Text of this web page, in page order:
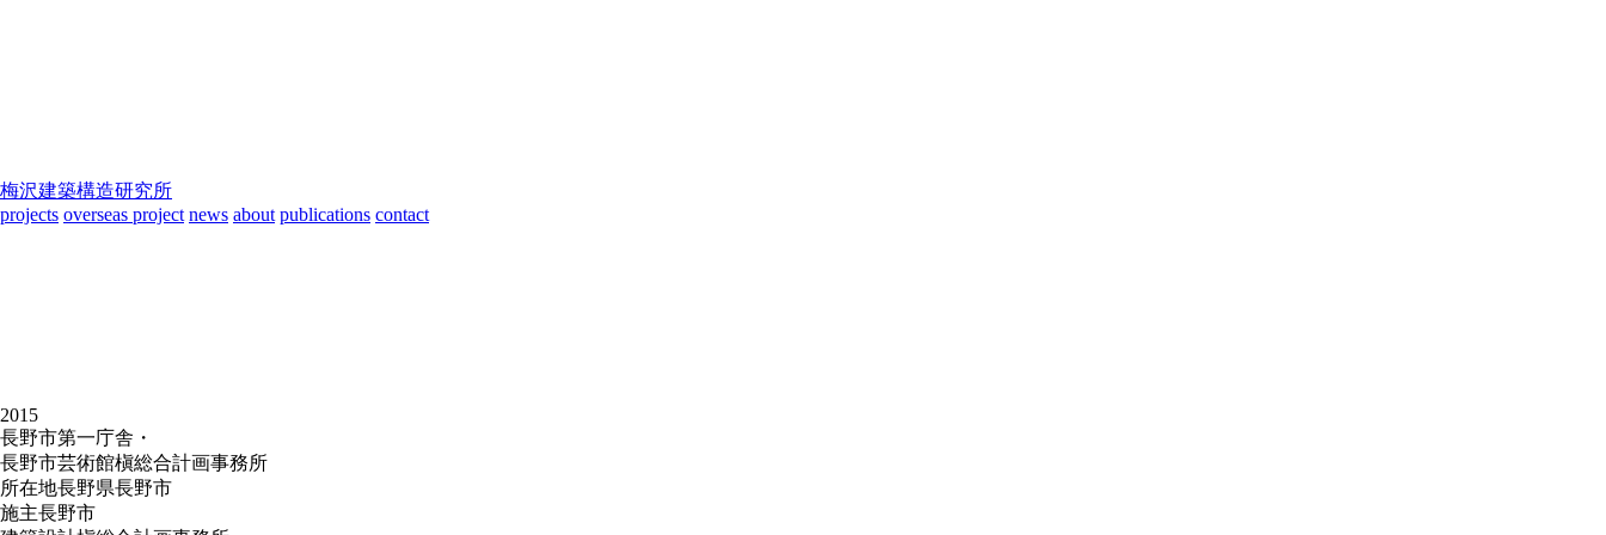
梅沢建築構造研究所
projects overseas project news about publications contact
2015
長野市第一庁舎・
長野市芸術館槇総合計画事務所
所在地長野県長野市
施主長野市